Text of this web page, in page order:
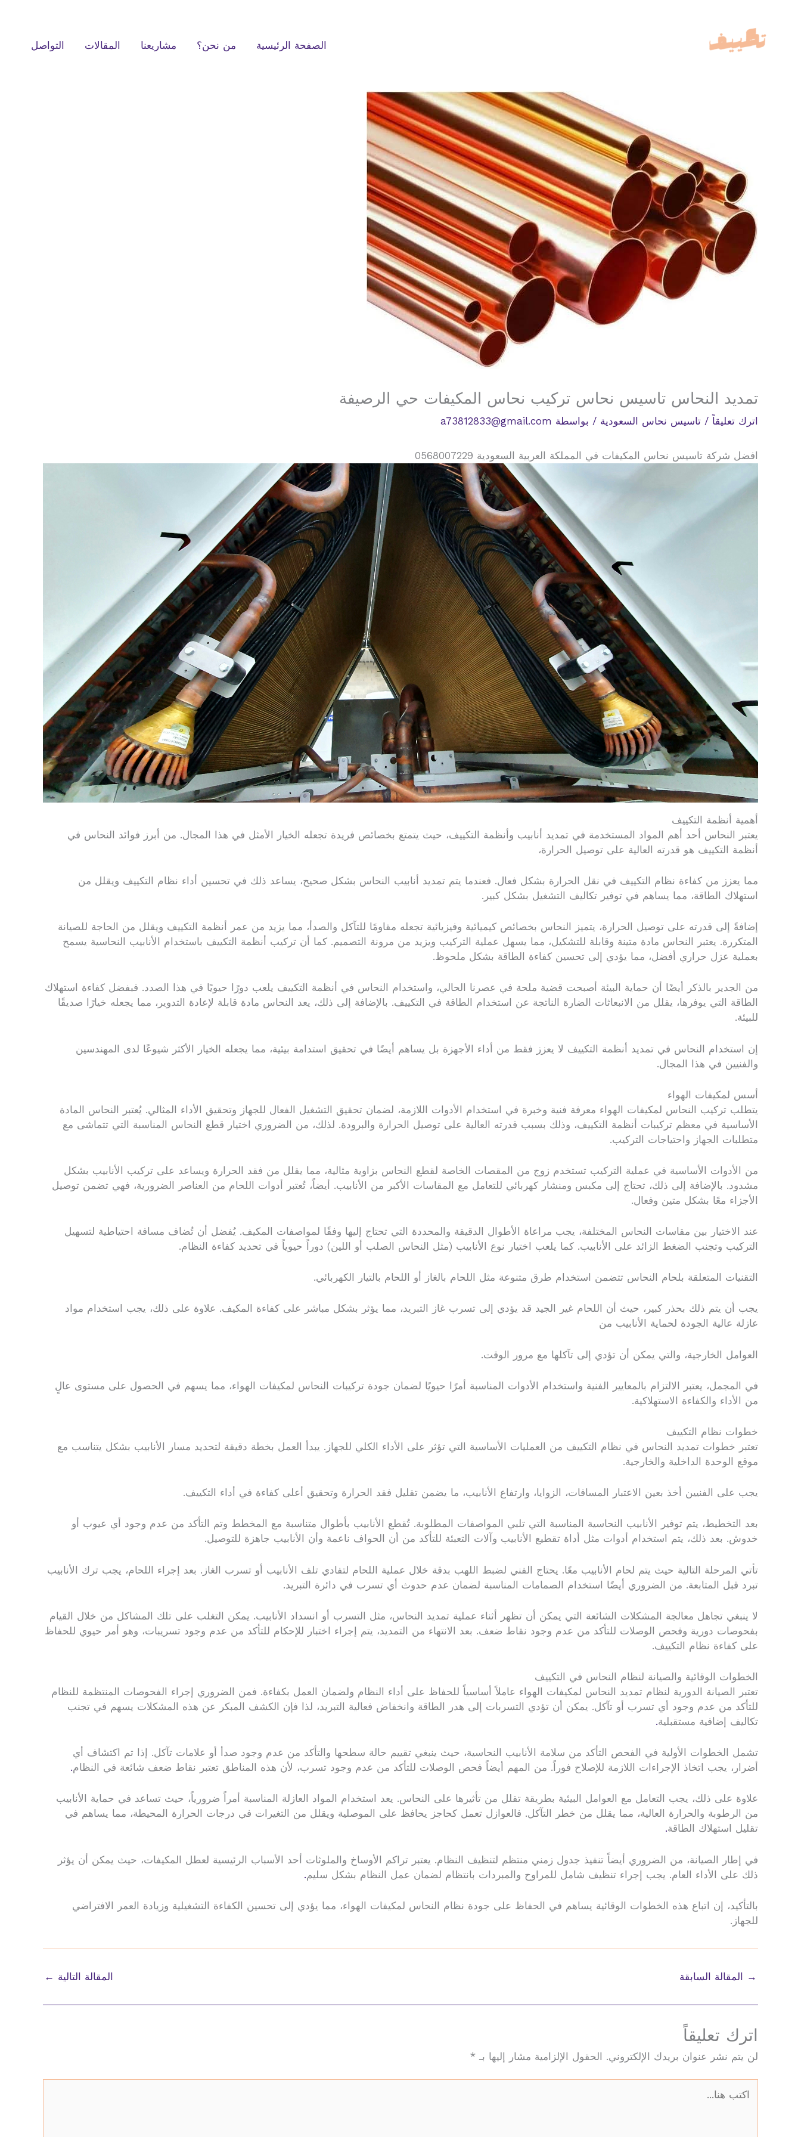
الصفحة الرئيسية من نحن؟ مشاريعنا المقالات التواصل
تمديد النحاس تاسيس نحاس تركيب نحاس المكيفات حي الرصيفة
اترك تعليقاً / تاسيس نحاس السعودية / بواسطة a73812833@gmail.com
افضل شركة تاسيس نحاس المكيفات في المملكة العربية السعودية 0568007229
أهمية أنظمة التكييف
يعتبر النحاس أحد أهم المواد المستخدمة في تمديد أنابيب وأنظمة التكييف، حيث يتمتع بخصائص فريدة تجعله الخيار الأمثل في هذا المجال. من أبرز فوائد النحاس في
أنظمة التكييف هو قدرته العالية على توصيل الحرارة،
مما يعزز من كفاءة نظام التكييف في نقل الحرارة بشكل فعال. فعندما يتم تمديد أنابيب النحاس بشكل صحيح، يساعد ذلك في تحسين أداء نظام التكييف ويقلل من
استهلاك الطاقة، مما يساهم في توفير تكاليف التشغيل بشكل كبير.
إضافةً إلى قدرته على توصيل الحرارة، يتميز النحاس بخصائص كيميائية وفيزيائية تجعله مقاومًا للتآكل والصدأ، مما يزيد من عمر أنظمة التكييف ويقلل من الحاجة للصيانة
المتكررة. يعتبر النحاس مادة متينة وقابلة للتشكيل، مما يسهل عملية التركيب ويزيد من مرونة التصميم. كما أن تركيب أنظمة التكييف باستخدام الأنابيب النحاسية يسمح
بعملية عزل حراري أفضل، مما يؤدي إلى تحسين كفاءة الطاقة بشكل ملحوظ.
من الجدير بالذكر أيضًا أن حماية البيئة أصبحت قضية ملحة في عصرنا الحالي، واستخدام النحاس في أنظمة التكييف يلعب دورًا حيويًا في هذا الصدد. فبفضل كفاءة استهلاك
الطاقة التي يوفرها، يقلل من الانبعاثات الضارة الناتجة عن استخدام الطاقة في التكييف. بالإضافة إلى ذلك، يعد النحاس مادة قابلة لإعادة التدوير، مما يجعله خيارًا صديقًا
للبيئة.
إن استخدام النحاس في تمديد أنظمة التكييف لا يعزز فقط من أداء الأجهزة بل يساهم أيضًا في تحقيق استدامة بيئية، مما يجعله الخيار الأكثر شيوعًا لدى المهندسين
والفنيين في هذا المجال.
أسس لمكيفات الهواء
يتطلب تركيب النحاس لمكيفات الهواء معرفة فنية وخبرة في استخدام الأدوات اللازمة، لضمان تحقيق التشغيل الفعال للجهاز وتحقيق الأداء المثالي. يُعتبر النحاس المادة
الأساسية في معظم تركيبات أنظمة التكييف، وذلك بسبب قدرته العالية على توصيل الحرارة والبرودة. لذلك، من الضروري اختيار قطع النحاس المناسبة التي تتماشى مع
متطلبات الجهاز واحتياجات التركيب.
من الأدوات الأساسية في عملية التركيب تستخدم زوج من المقصات الخاصة لقطع النحاس بزاوية مثالية، مما يقلل من فقد الحرارة ويساعد على تركيب الأنابيب بشكل
مشدود. بالإضافة إلى ذلك، تحتاج إلى مكبس ومنشار كهربائي للتعامل مع المقاسات الأكبر من الأنابيب. أيضاً، تُعتبر أدوات اللحام من العناصر الضرورية، فهي تضمن توصيل
الأجزاء معًا بشكل متين وفعال.
عند الاختيار بين مقاسات النحاس المختلفة، يجب مراعاة الأطوال الدقيقة والمحددة التي تحتاج إليها وفقًا لمواصفات المكيف. يُفضل أن تُضاف مسافة احتياطية لتسهيل
التركيب وتجنب الضغط الزائد على الأنابيب. كما يلعب اختيار نوع الأنابيب (مثل النحاس الصلب أو اللين) دوراً حيوياً في تحديد كفاءة النظام.
التقنيات المتعلقة بلحام النحاس تتضمن استخدام طرق متنوعة مثل اللحام بالغاز أو اللحام بالتيار الكهربائي.
يجب أن يتم ذلك بحذر كبير، حيث أن اللحام غير الجيد قد يؤدي إلى تسرب غاز التبريد، مما يؤثر بشكل مباشر على كفاءة المكيف. علاوة على ذلك، يجب استخدام مواد
عازلة عالية الجودة لحماية الأنابيب من
العوامل الخارجية، والتي يمكن أن تؤدي إلى تآكلها مع مرور الوقت.
في المجمل، يعتبر الالتزام بالمعايير الفنية واستخدام الأدوات المناسبة أمرًا حيويًا لضمان جودة تركيبات النحاس لمكيفات الهواء، مما يسهم في الحصول على مستوى عالٍ
من الأداء والكفاءة الاستهلاكية.
خطوات نظام التكييف
تعتبر خطوات تمديد النحاس في نظام التكييف من العمليات الأساسية التي تؤثر على الأداء الكلي للجهاز. يبدأ العمل بخطة دقيقة لتحديد مسار الأنابيب بشكل يتناسب مع
موقع الوحدة الداخلية والخارجية.
يجب على الفنيين أخذ بعين الاعتبار المسافات، الزوايا، وارتفاع الأنابيب، ما يضمن تقليل فقد الحرارة وتحقيق أعلى كفاءة في أداء التكييف.
بعد التخطيط، يتم توفير الأنابيب النحاسية المناسبة التي تلبي المواصفات المطلوبة. تُقطع الأنابيب بأطوال متناسبة مع المخطط وتم التأكد من عدم وجود أي عيوب أو
خدوش. بعد ذلك، يتم استخدام أدوات مثل أداة تقطيع الأنابيب وآلات التعبئة للتأكد من أن الحواف ناعمة وأن الأنابيب جاهزة للتوصيل.
تأتي المرحلة التالية حيث يتم لحام الأنابيب معًا. يحتاج الفني لضبط اللهب بدقة خلال عملية اللحام لتفادي تلف الأنابيب أو تسرب الغاز. بعد إجراء اللحام، يجب ترك الأنابيب
تبرد قبل المتابعة. من الضروري أيضًا استخدام الصمامات المناسبة لضمان عدم حدوث أي تسرب في دائرة التبريد.
لا ينبغي تجاهل معالجة المشكلات الشائعة التي يمكن أن تظهر أثناء عملية تمديد النحاس، مثل التسرب أو انسداد الأنابيب. يمكن التغلب على تلك المشاكل من خلال القيام
بفحوصات دورية وفحص الوصلات للتأكد من عدم وجود نقاط ضعف. بعد الانتهاء من التمديد، يتم إجراء اختبار للإحكام للتأكد من عدم وجود تسريبات، وهو أمر حيوي للحفاظ
على كفاءة نظام التكييف.
الخطوات الوقائية والصيانة لنظام النحاس في التكييف
تعتبر الصيانة الدورية لنظام تمديد النحاس لمكيفات الهواء عاملاً أساسياً للحفاظ على أداء النظام ولضمان العمل بكفاءة. فمن الضروري إجراء الفحوصات المنتظمة للنظام
للتأكد من عدم وجود أي تسرب أو تآكل. يمكن أن تؤدي التسربات إلى هدر الطاقة وانخفاض فعالية التبريد، لذا فإن الكشف المبكر عن هذه المشكلات يسهم في تجنب
تكاليف إضافية مستقبلية.
تشمل الخطوات الأولية في الفحص التأكد من سلامة الأنابيب النحاسية، حيث ينبغي تقييم حالة سطحها والتأكد من عدم وجود صدأ أو علامات تآكل. إذا تم اكتشاف أي
أضرار، يجب اتخاذ الإجراءات اللازمة للإصلاح فوراً. من المهم أيضاً فحص الوصلات للتأكد من عدم وجود تسرب، لأن هذه المناطق تعتبر نقاط ضعف شائعة في النظام.
علاوة على ذلك، يجب التعامل مع العوامل البيئية بطريقة تقلل من تأثيرها على النحاس. يعد استخدام المواد العازلة المناسبة أمراً ضرورياً، حيث تساعد في حماية الأنابيب
من الرطوبة والحرارة العالية، مما يقلل من خطر التآكل. فالعوازل تعمل كحاجز يحافظ على الموصلية ويقلل من التغيرات في درجات الحرارة المحيطة، مما يساهم في
تقليل استهلاك الطاقة.
في إطار الصيانة، من الضروري أيضاً تنفيذ جدول زمني منتظم لتنظيف النظام. يعتبر تراكم الأوساخ والملوثات أحد الأسباب الرئيسية لعطل المكيفات، حيث يمكن أن يؤثر
ذلك على الأداء العام. يجب إجراء تنظيف شامل للمراوح والمبردات بانتظام لضمان عمل النظام بشكل سليم.
بالتأكيد، إن اتباع هذه الخطوات الوقائية يساهم في الحفاظ على جودة نظام النحاس لمكيفات الهواء، مما يؤدي إلى تحسين الكفاءة التشغيلية وزيادة العمر الافتراضي
للجهاز.
→ المقالة السابقة المقالة التالية ←
اترك تعليقاً
لن يتم نشر عنوان بريدك الإلكتروني. الحقول الإلزامية مشار إليها بـ *
هنا...